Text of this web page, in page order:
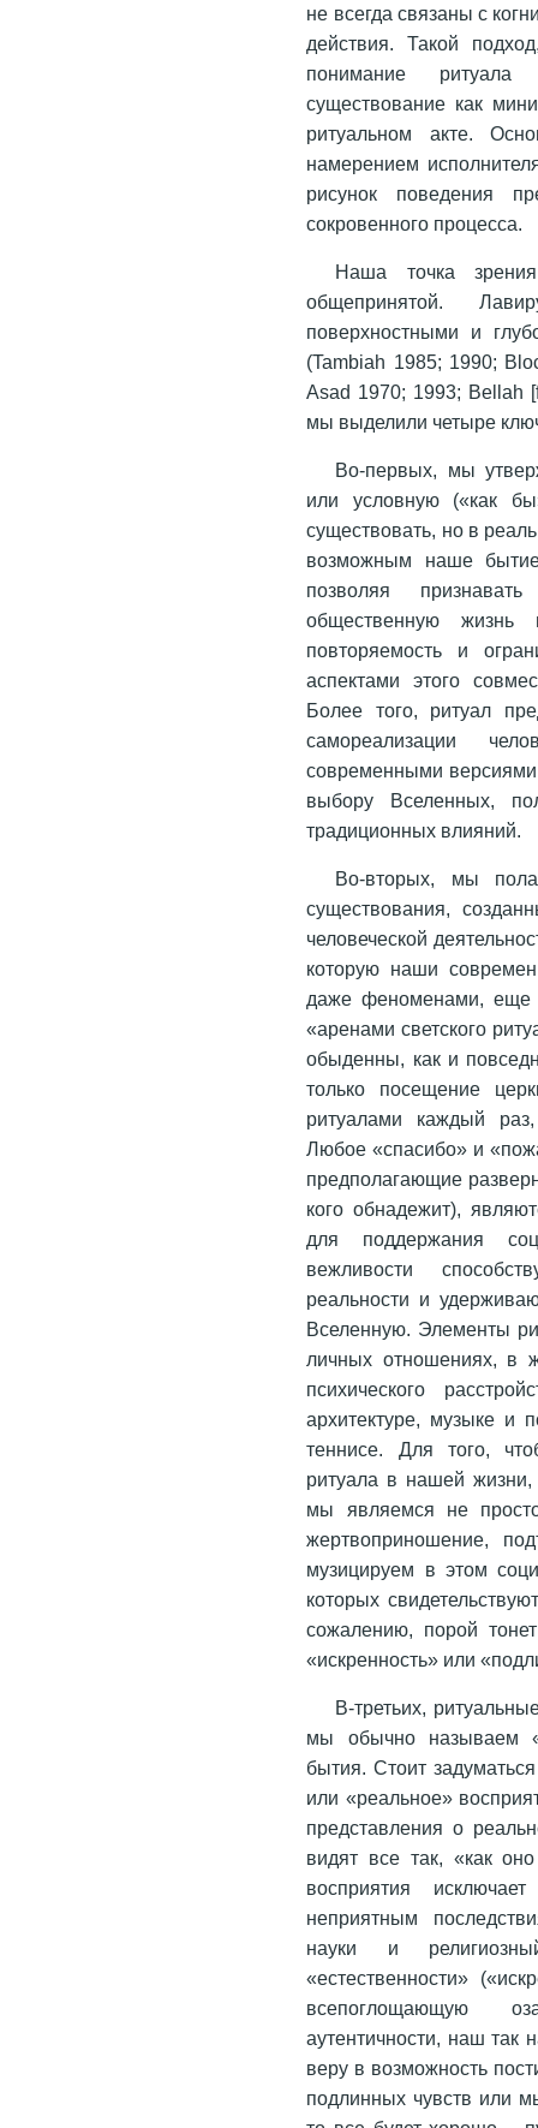
не всегда связаны с
действия. Такой
понимание ритуала
существование как
ритуальном акте.
намерением
рисунок поведения
сокровенного процесса.
Наша точка
общепринятой.
поверхностными и
(Tambiah 1985; 1990;
Asad 1970; 1993; Bellah
мы выделили четыре
Во-первых, мы
или условную («как
существовать, но в
возможным наше
позволяя
общественную жизнь
повторяемость и
аспектами этого
Более того, ритуал
самореализации
современными
выбору Вселенных,
традиционных влияний.
Во-вторых, мы
существования,
человеческой
которую наши
даже феноменами, еще
«аренами светского
обыденны, как и
только посещение
ритуалами каждый
Любое «спасибо» и
предполагающие
кого обнадежит),
для поддержания
вежливости
реальности и
Вселенную. Элементы
личных отношениях, в
психического
архитектуре, музыке и
теннисе. Для того,
ритуала в нашей жизни,
мы являемся не просто
жертвоприношение,
музицируем в этом
которых
сожалению, порой
«искренность» или
В-третьих,
мы обычно называем
бытия. Стоит
или «реальное»
представления о
видят все так, «как
восприятия
неприятным
науки и
«естественности»
всепоглощающую
аутентичности, наш
веру в возможность
подлинных чувств или